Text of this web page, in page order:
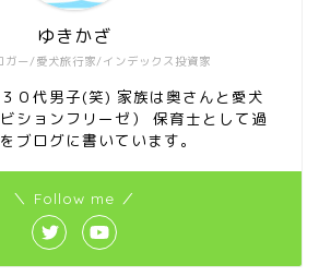
ガー/愛犬旅行家/インデックス投資家
ゆきかざ
０代男子(笑) 家族は奥さんと愛犬
ションフリーゼ） 保育士として過
ブログに書いています。
＼ Follow me ／